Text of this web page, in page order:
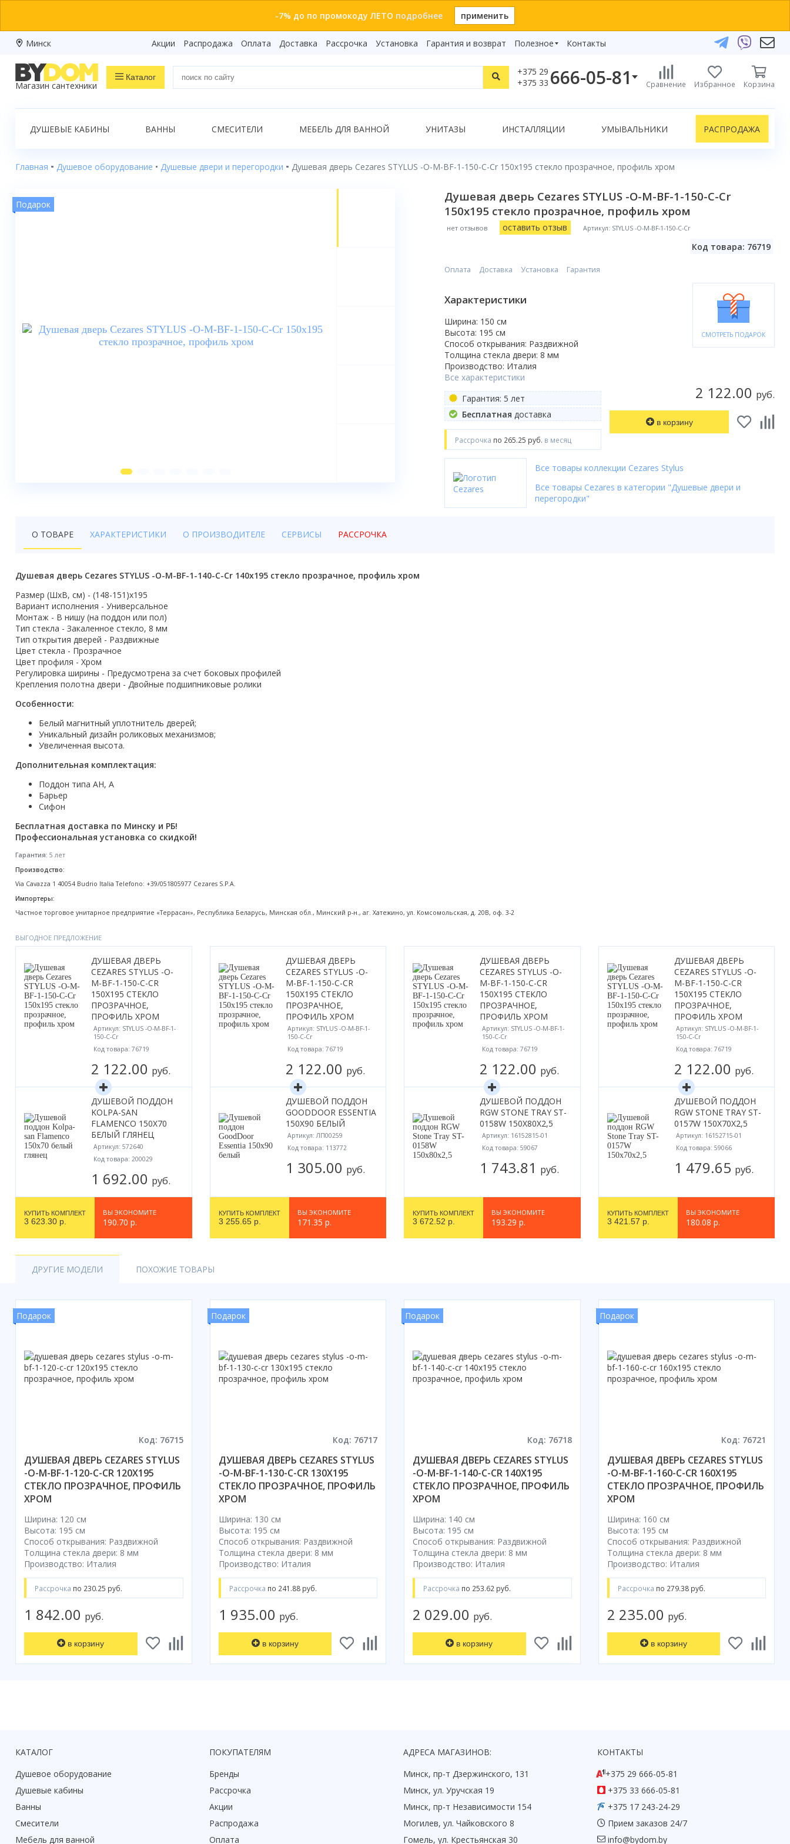
-7% до по промокоду ЛЕТО подробнее применить
Минск Акции Распродажа Оплата Доставка Рассрочка Установка Гарантия и возврат
Полезное
Видеообзоры
Бренды
Контакты
Магазин сантехники
Каталог
+375 29
+375 33 666-05-81
+375 29 666-05-81
+375 17 243-24-29
Telegram
Viber
info@bydom.by
Сравнение Избранное Корзина
Показать все результаты
Распродажа
Ванны
Смесители
Бойлеры
Кухонные мойки
Трапы
Радиаторы отопления
Котлы отопления
Аксессуары для ванной
Сифоны и донные клапаны
Люки
Акции
ДУШЕВЫЕ КАБИНЫ ВАННЫ СМЕСИТЕЛИ МЕБЕЛЬ ДЛЯ ВАННОЙ УНИТАЗЫ ИНСТАЛЛЯЦИИ УМЫВАЛЬНИКИ РАСПРОДАЖА
Главная Душевое оборудование Душевые двери и перегородки Душевая дверь Cezares STYLUS -O-M-BF-1-150-C-Cr 150x195 стекло прозрачное, профиль хром
Душевая дверь Cezares STYLUS -O-M-BF-1-150-C-Cr
150x195 стекло прозрачное, профиль хром
нет отзывов оставить отзыв Артикул: STYLUS -O-M-BF-1-150-C-Cr
Код товара: 76719
Подарок
2 122.00 руб.
в корзину
СМОТРЕТЬ ПОДАРОК
Оплата Доставка Установка Гарантия
Характеристики
Ширина: 150 см
Высота: 195 см
Способ открывания: Раздвижной
Толщина стекла двери: 8 мм
Производство: Италия
Все характеристики
Гарантия: 5 лет
Бесплатная доставка
Рассрочка по 265.25 руб. в месяц
Все товары коллекции Cezares Stylus
Все товары Cezares в категории "Душевые двери и
перегородки"
О ТОВАРЕ ХАРАКТЕРИСТИКИ О ПРОИЗВОДИТЕЛЕ СЕРВИСЫ РАССРОЧКА
Душевая дверь Cezares STYLUS -O-M-BF-1-140-C-Cr 140x195 стекло прозрачное, профиль хром
Размер (ШxВ, см) - (148-151)х195
Вариант исполнения - Универсальное
Монтаж - В нишу (на поддон или пол)
Тип стекла - Закаленное стекло, 8 мм
Тип открытия дверей - Раздвижные
Цвет стекла - Прозрачное
Цвет профиля - Хром
Регулировка ширины - Предусмотрена за счет боковых профилей
Крепления полотна двери - Двойные подшипниковые ролики
Особенности:
Белый магнитный уплотнитель дверей;
Уникальный дизайн роликовых механизмов;
Увеличенная высота.
Дополнительная комплектация:
Поддон типа AH, A
Барьер
Сифон
Бесплатная доставка по Минску и РБ!
Профессиональная установка со скидкой!
Гарантия: 5 лет
Производство:
Via Cavazza 1 40054 Budrio Italia Telefono: +39/051805977 Cezares S.P.A.
Импортеры:
Частное торговое унитарное предприятие «Террасан», Республика Беларусь, Минская обл., Минский р-н., аг. Хатежино, ул. Комсомольская, д. 20В, оф. 3-2
ВЫГОДНОЕ ПРЕДЛОЖЕНИЕ
ДУШЕВАЯ ДВЕРЬ
CEZARES STYLUS -O-
M-BF-1-150-C-CR
150X195 СТЕКЛО
ПРОЗРАЧНОЕ,
ПРОФИЛЬ ХРОМ
Артикул: STYLUS -O-M-BF-1-
150-C-Cr
Код товара: 76719
2 122.00 руб.
ДУШЕВОЙ ПОДДОН
KOLPA-SAN
FLAMENCO 150X70
БЕЛЫЙ ГЛЯНЕЦ
Артикул: 572640
Код товара: 200029
1 692.00 руб.
КУПИТЬ КОМПЛЕКТ
3 623.30 р.
ВЫ ЭКОНОМИТЕ
190.70 р.
ДУШЕВАЯ ДВЕРЬ
CEZARES STYLUS -O-
M-BF-1-150-C-CR
150X195 СТЕКЛО
ПРОЗРАЧНОЕ,
ПРОФИЛЬ ХРОМ
Артикул: STYLUS -O-M-BF-1-
150-C-Cr
Код товара: 76719
2 122.00 руб.
ДУШЕВОЙ ПОДДОН
GOODDOOR ESSENTIA
150X90 БЕЛЫЙ
Артикул: ЛП00259
Код товара: 113772
1 305.00 руб.
КУПИТЬ КОМПЛЕКТ
3 255.65 р.
ВЫ ЭКОНОМИТЕ
171.35 р.
ДУШЕВАЯ ДВЕРЬ
CEZARES STYLUS -O-
M-BF-1-150-C-CR
150X195 СТЕКЛО
ПРОЗРАЧНОЕ,
ПРОФИЛЬ ХРОМ
Артикул: STYLUS -O-M-BF-1-
150-C-Cr
Код товара: 76719
2 122.00 руб.
ДУШЕВОЙ ПОДДОН
RGW STONE TRAY ST-
0158W 150Х80X2,5
Артикул: 16152815-01
Код товара: 59067
1 743.81 руб.
КУПИТЬ КОМПЛЕКТ
3 672.52 р.
ВЫ ЭКОНОМИТЕ
193.29 р.
ДУШЕВАЯ ДВЕРЬ
CEZARES STYLUS -O-
M-BF-1-150-C-CR
150X195 СТЕКЛО
ПРОЗРАЧНОЕ,
ПРОФИЛЬ ХРОМ
Артикул: STYLUS -O-M-BF-1-
150-C-Cr
Код товара: 76719
2 122.00 руб.
ДУШЕВОЙ ПОДДОН
RGW STONE TRAY ST-
0157W 150Х70X2,5
Артикул: 16152715-01
Код товара: 59066
1 479.65 руб.
КУПИТЬ КОМПЛЕКТ
3 421.57 р.
ВЫ ЭКОНОМИТЕ
180.08 р.
ДРУГИЕ МОДЕЛИ ПОХОЖИЕ ТОВАРЫ
Подарок
Код: 76715
ДУШЕВАЯ ДВЕРЬ CEZARES STYLUS
-O-M-BF-1-120-C-CR 120X195
СТЕКЛО ПРОЗРАЧНОЕ, ПРОФИЛЬ
ХРОМ
Ширина: 120 см
Высота: 195 см
Способ открывания: Раздвижной
Толщина стекла двери: 8 мм
Производство: Италия
Рассрочка по 230.25 руб.
1 842.00 руб.
в корзину
Подарок
Код: 76717
ДУШЕВАЯ ДВЕРЬ CEZARES STYLUS
-O-M-BF-1-130-C-CR 130X195
СТЕКЛО ПРОЗРАЧНОЕ, ПРОФИЛЬ
ХРОМ
Ширина: 130 см
Высота: 195 см
Способ открывания: Раздвижной
Толщина стекла двери: 8 мм
Производство: Италия
Рассрочка по 241.88 руб.
1 935.00 руб.
в корзину
Подарок
Код: 76718
ДУШЕВАЯ ДВЕРЬ CEZARES STYLUS
-O-M-BF-1-140-C-CR 140X195
СТЕКЛО ПРОЗРАЧНОЕ, ПРОФИЛЬ
ХРОМ
Ширина: 140 см
Высота: 195 см
Способ открывания: Раздвижной
Толщина стекла двери: 8 мм
Производство: Италия
Рассрочка по 253.62 руб.
2 029.00 руб.
в корзину
Подарок
Код: 76721
ДУШЕВАЯ ДВЕРЬ CEZARES STYLUS
-O-M-BF-1-160-C-CR 160X195
СТЕКЛО ПРОЗРАЧНОЕ, ПРОФИЛЬ
ХРОМ
Ширина: 160 см
Высота: 195 см
Способ открывания: Раздвижной
Толщина стекла двери: 8 мм
Производство: Италия
Рассрочка по 279.38 руб.
2 235.00 руб.
в корзину
КАТАЛОГ
Душевое оборудование
Душевые кабины
Ванны
Смесители
Мебель для ванной
ПОКУПАТЕЛЯМ
Бренды
Рассрочка
Акции
Распродажа
Оплата
АДРЕСА МАГАЗИНОВ:
Минск, пр-т Дзержинского, 131
Минск, ул. Уручская 19
Минск, пр-т Независимости 154
Могилев, ул. Чайковского 8
Гомель, ул. Крестьянская 30
КОНТАКТЫ
+375 29 666-05-81
+375 33 666-05-81
+375 17 243-24-29
Прием заказов 24/7
info@bydom.by